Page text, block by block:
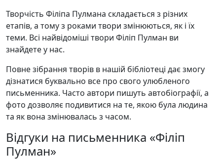
Творчість Філіпа Пулмана складається з різних
етапів, а тому з роками твори змінюються, як і їх
теми. Всі найвідоміші твори Філіп Пулман ви
знайдете у нас.
Повне зібрання творів в нашій бібліотеці дає змогу
дізнатися буквально все про свого улюбленого
письменника. Часто автори пишуть автобіографії, а
фото дозволяє подивитися на те, якою була людина
та як вона змінювалась з часом.
Відгуки на письменника «Філіп
Пулман»